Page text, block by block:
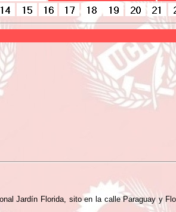
Jardín Florida, sito en la calle Paraguay y